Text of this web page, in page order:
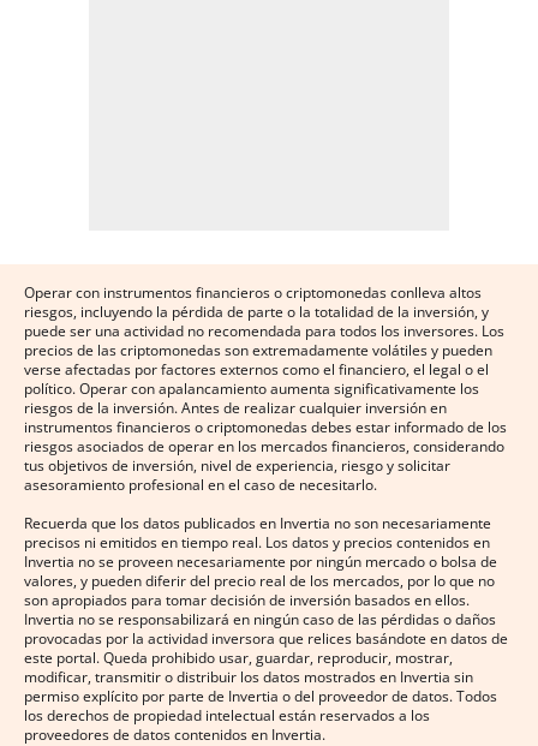
Operar con instrumentos financieros o criptomonedas conlleva altos
riesgos, incluyendo la pérdida de parte o la totalidad de la inversión, y
puede ser una actividad no recomendada para todos los inversores. Los
precios de las criptomonedas son extremadamente volátiles y pueden
verse afectadas por factores externos como el financiero, el legal o el
político. Operar con apalancamiento aumenta significativamente los
riesgos de la inversión. Antes de realizar cualquier inversión en
instrumentos financieros o criptomonedas debes estar informado de los
riesgos asociados de operar en los mercados financieros, considerando
tus objetivos de inversión, nivel de experiencia, riesgo y solicitar
asesoramiento profesional en el caso de necesitarlo.
Recuerda que los datos publicados en Invertia no son necesariamente
precisos ni emitidos en tiempo real. Los datos y precios contenidos en
Invertia no se proveen necesariamente por ningún mercado o bolsa de
valores, y pueden diferir del precio real de los mercados, por lo que no
son apropiados para tomar decisión de inversión basados en ellos.
Invertia no se responsabilizará en ningún caso de las pérdidas o daños
provocadas por la actividad inversora que relices basándote en datos de
este portal. Queda prohibido usar, guardar, reproducir, mostrar,
modificar, transmitir o distribuir los datos mostrados en Invertia sin
permiso explícito por parte de Invertia o del proveedor de datos. Todos
los derechos de propiedad intelectual están reservados a los
proveedores de datos contenidos en Invertia.